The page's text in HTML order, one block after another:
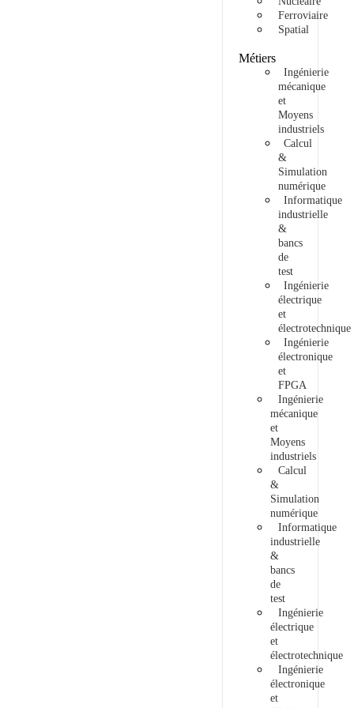
Ferroviaire
Spatial
Métiers
Ingénierie
mécanique
et
Moyens
industriels
Calcul
&
Simulation
numérique
Informatique
industrielle
&
bancs
de
test
Ingénierie
électrique
et
électrotechnique
Ingénierie
électronique
et
FPGA
Ingénierie
mécanique
et
Moyens
industriels
Calcul
&
Simulation
numérique
Informatique
industrielle
&
bancs
de
test
Ingénierie
électrique
et
électrotechnique
Ingénierie
électronique
et